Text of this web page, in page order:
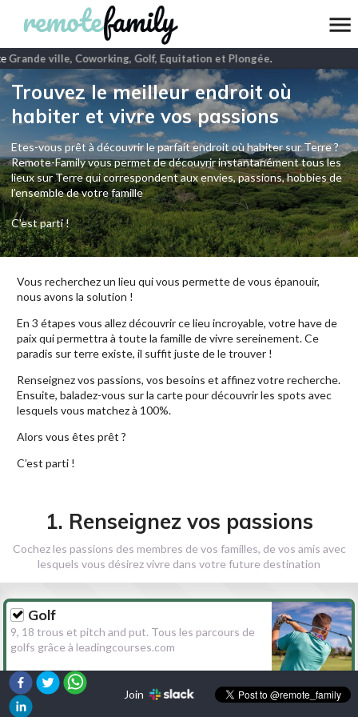
Grande ville, Coworking, Golf, Equitation et Plongée.
Trouvez le meilleur endroit où
habiter et vivre vos passions
Etes-vous prêt à découvrir le parfait endroit où habiter sur Terre ?
Remote-Family vous permet de découvrir instantanément tous les
lieux sur Terre qui correspondent aux envies, passions, hobbies de
l’ensemble de votre famille
C'est parti !
Vous recherchez un lieu qui vous permette de vous épanouir,
nous avons la solution !
En 3 étapes vous allez découvrir ce lieu incroyable, votre have de
paix qui permettra à toute la famille de vivre sereinement. Ce
paradis sur terre existe, il suffit juste de le trouver !
Renseignez vos passions, vos besoins et affinez votre recherche.
Ensuite, baladez-vous sur la carte pour découvrir les spots avec
lesquels vous matchez à 100%.
Alors vous êtes prêt ?
C’est parti !
1. Renseignez vos passions
Cochez les passions des membres de vos familles, de vos amis avec
lesquels vous désirez vivre dans votre future destination
Golf
9, 18 trous et pitch and put. Tous les parcours de
golfs grâce à leadingcourses.com
Randonnée
Join